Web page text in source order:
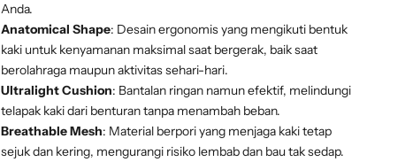
Anda.
Anatomical Shape: Desain ergonomis yang mengikuti bentuk
kaki untuk kenyamanan maksimal saat bergerak, baik saat
berolahraga maupun aktivitas sehari-hari.
Ultralight Cushion: Bantalan ringan namun efektif, melindungi
telapak kaki dari benturan tanpa menambah beban.
Breathable Mesh: Material berpori yang menjaga kaki tetap
sejuk dan kering, mengurangi risiko lembab dan bau tak sedap.